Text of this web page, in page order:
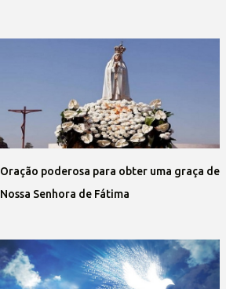
Oração poderosa para obter uma graça de
Nossa Senhora de Fátima